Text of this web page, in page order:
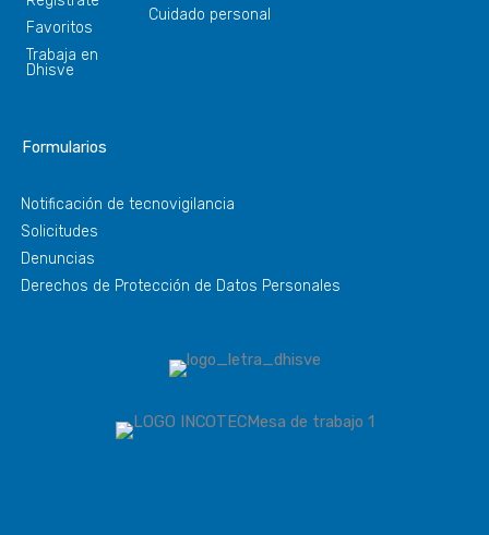
Favoritos
Trabaja en
Dhisve
Cuidado personal
Formularios
Notificación de tecnovigilancia
Solicitudes
Denuncias
Derechos de Protección de Datos Personales